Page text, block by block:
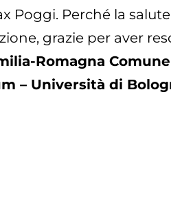
Poggi. Perché la
grazie per aver
Romagna
– Università di